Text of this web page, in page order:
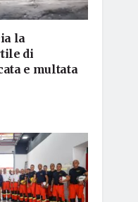
la
di
e multata